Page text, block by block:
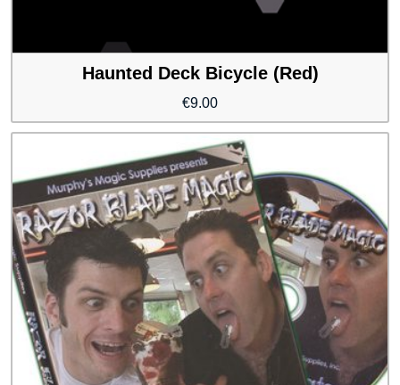
Haunted Deck Bicycle (Red)
€9.00